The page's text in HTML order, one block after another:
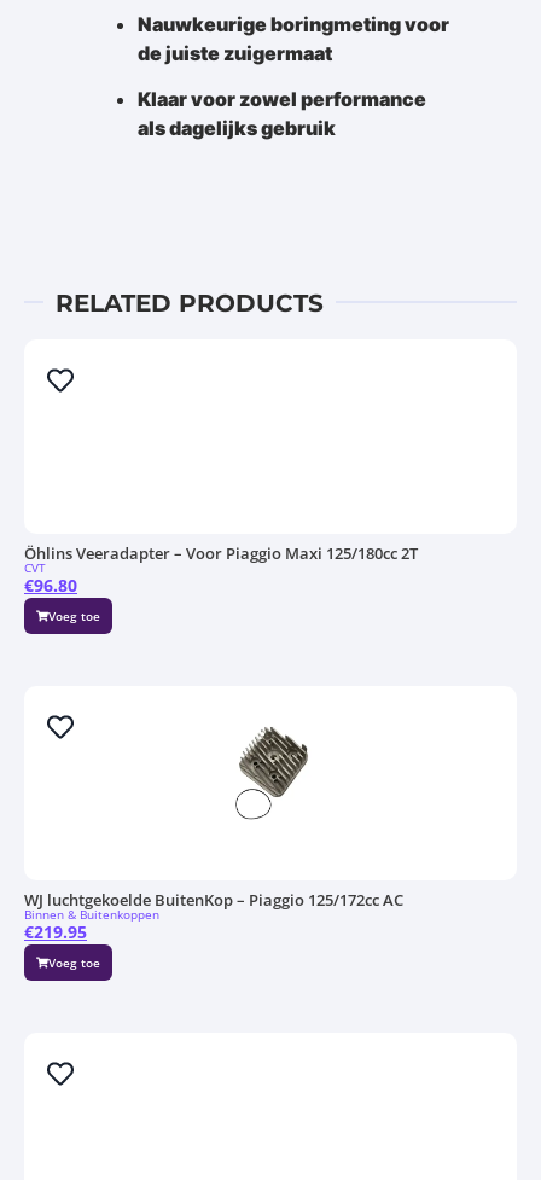
Nauwkeurige boringmeting voor
de juiste zuigermaat
Klaar voor zowel performance
als dagelijks gebruik
RELATED PRODUCTS
Öhlins Veeradapter – Voor Piaggio Maxi 125/180cc 2T
CVT
Voeg toe
€96.80
WJ luchtgekoelde BuitenKop – Piaggio 125/172cc AC
Binnen & Buitenkoppen
Voeg toe
€219.95